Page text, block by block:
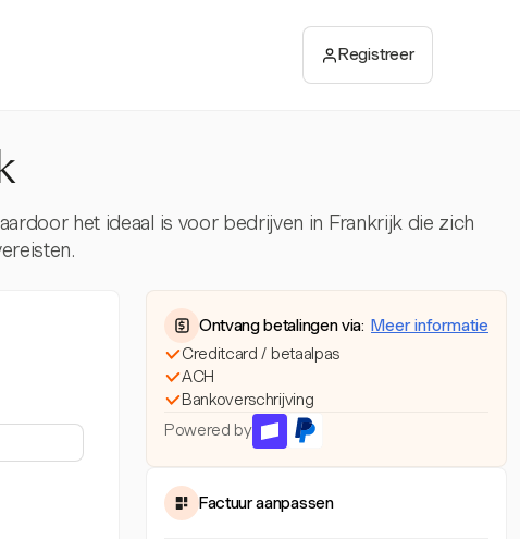
Registreer
het ideaal is voor bedrijven in Frankrijk die zich
Ontvang betalingen via: Meer informatie
Creditcard / betaalpas
ACH
Bankoverschrijving
Powered by
Factuur aanpassen